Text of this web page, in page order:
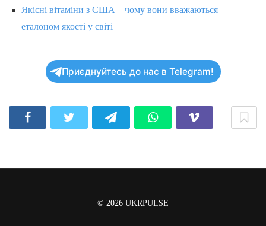
Якісні вітаміни з США – чому вони вважаються
еталоном якості у світі
Приєднуйтесь до нас в Telegram!
© 2026 UKRPULSE